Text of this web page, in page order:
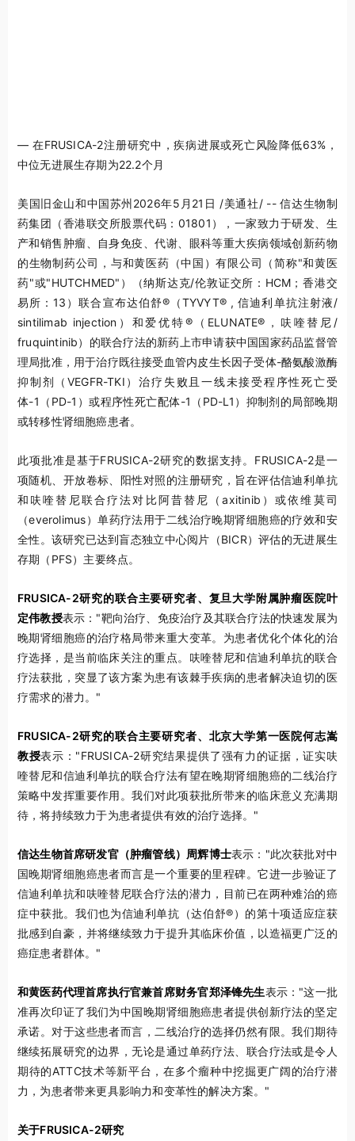
— 在FRUSICA-2注册研究中，疾病进展或死亡风险降低63%，
中位无进展生存期为22.2个月
美国旧金山和中国苏州2026年5月21日 /美通社/ -- 信达生物制
药集团（香港联交所股票代码：01801），一家致力于研发、生
产和销售肿瘤、自身免疫、代谢、眼科等重大疾病领域创新药物
的生物制药公司，与和黄医药（中国）有限公司（简称"和黄医
药"或"HUTCHMED"）（纳斯达克/伦敦证交所：HCM；香港交
易所：13）联合宣布达伯舒®（TYVYT® , 信迪利单抗注射液/
sintilimab injection）和爱优特®（ELUNATE®，呋喹替尼/
fruquintinib）的联合疗法的新药上市申请获中国国家药品监督管
理局批准，用于治疗既往接受血管内皮生长因子受体-酪氨酸激酶
抑制剂（VEGFR-TKI）治疗失败且一线未接受程序性死亡受
体-1（PD-1）或程序性死亡配体-1（PD-L1）抑制剂的局部晚期
或转移性肾细胞癌患者。
此项批准是基于FRUSICA-2研究的数据支持。FRUSICA-2是一
项随机、开放卷标、阳性对照的注册研究，旨在评估信迪利单抗
和呋喹替尼联合疗法对比阿昔替尼（axitinib）或依维莫司
（everolimus）单药疗法用于二线治疗晚期肾细胞癌的疗效和安
全性。该研究已达到盲态独立中心阅片（BICR）评估的无进展生
存期（PFS）主要终点。
FRUSICA-2研究的联合主要研究者、复旦大学附属肿瘤医院叶
定伟教授表示："靶向治疗、免疫治疗及其联合疗法的快速发展为
晚期肾细胞癌的治疗格局带来重大变革。为患者优化个体化的治
疗选择，是当前临床关注的重点。呋喹替尼和信迪利单抗的联合
疗法获批，突显了该方案为患有该棘手疾病的患者解决迫切的医
疗需求的潜力。"
FRUSICA-2研究的联合主要研究者、北京大学第一医院何志嵩
教授表示："FRUSICA-2研究结果提供了强有力的证据，证实呋
喹替尼和信迪利单抗的联合疗法有望在晚期肾细胞癌的二线治疗
策略中发挥重要作用。我们对此项获批所带来的临床意义充满期
待，将持续致力于为患者提供有效的治疗选择。"
信达生物首席研发官（肿瘤管线）周辉博士表示："此次获批对中
国晚期肾细胞癌患者而言是一个重要的里程碑。它进一步验证了
信迪利单抗和呋喹替尼联合疗法的潜力，目前已在两种难治的癌
症中获批。我们也为信迪利单抗（达伯舒®）的第十项适应症获
批感到自豪，并将继续致力于提升其临床价值，以造福更广泛的
癌症患者群体。"
和黄医药代理首席执行官兼首席财务官郑泽锋先生表示："这一批
准再次印证了我们为中国晚期肾细胞癌患者提供创新疗法的坚定
承诺。对于这些患者而言，二线治疗的选择仍然有限。我们期待
继续拓展研究的边界，无论是通过单药疗法、联合疗法或是令人
期待的ATTC技术等新平台，在多个瘤种中挖掘更广阔的治疗潜
力，为患者带来更具影响力和变革性的解决方案。"
关于FRUSICA-2研究